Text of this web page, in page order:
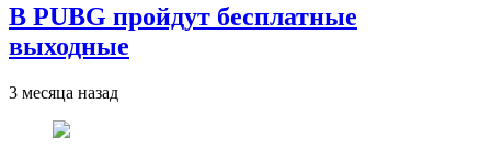
В PUBG пройдут бесплатные
выходные
3 месяца назад